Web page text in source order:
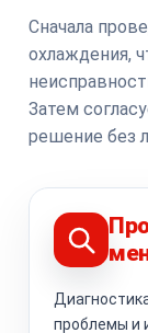
Сначала
охлаждения,
Затем
решение без
проблемы и